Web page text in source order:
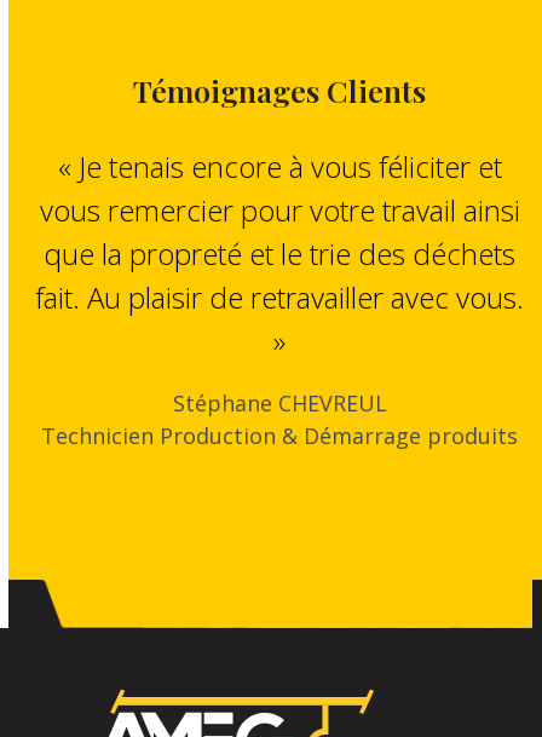
Témoignages Clients
« Je tenais encore à vous féliciter et
vous remercier pour votre travail ainsi
que la propreté et le trie des déchets
fait. Au plaisir de retravailler avec vous.
»
Stéphane CHEVREUL
Technicien Production & Démarrage produits